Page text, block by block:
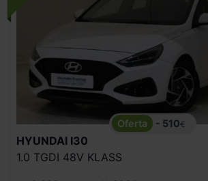
- 510€
HYUNDAI I30
1.0 TGDI 48V KLASS